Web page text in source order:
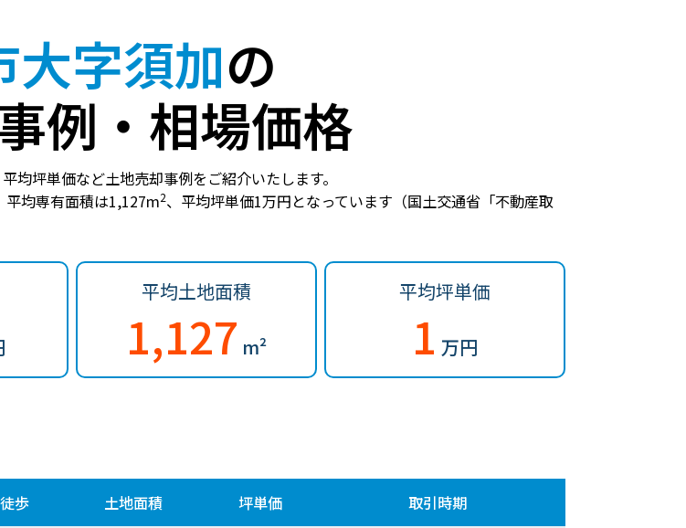
大字須加の
例・相場価格
坪単価など土地売却事例をご紹介いたします。
平均専有面積は1,127m2、 平均坪単価1万円となっています（国土交通省「不動産取
平均土地面積
1,127 m²
平均坪単価
1 万円
歩 土地面積 坪単価 取引時期